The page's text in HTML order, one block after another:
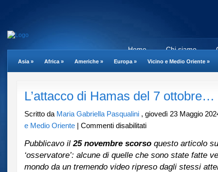
Chi siamo
Home
Asia » Africa » Americhe » Europa » Vicino e Medio Oriente »
L’attacco di Hamas del 7 ottobre…
Scritto da Maria Gabriella Pasqualini , giovedì 23 Maggio
e Medio Oriente
Commenti disabilitatisu
di
Hamas
del
7
Pubblicavo il25 novembre scorso questo articolo
‘osservatore’: alcune di quelle che sono state fatte
mondo da un tremendo video ripreso dagli stessi